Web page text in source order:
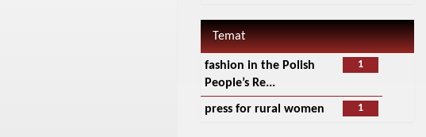
Temat
1
fashion in the Polish
People’s Re...
1
press for rural women